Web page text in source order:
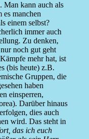
kann auch als
es manchen
einem selbst?
immer auch
Zu denken,
noch gut geht
mehr hat, ist
(bis heute) z.B.
Gruppen, die
haben
einsperren,
Darüber hinaus
dies auch
wird. Das steht in
das ich euch